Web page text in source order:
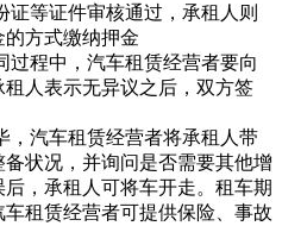
等证件审核通过，承租人则
方式缴纳押金
程中，汽车租赁经营者要向
人表示无异议之后，双方签
，汽车租赁经营者将承租人带
状况，并询问是否需要其他增
，承租人可将车开走。租车期
租赁经营者可提供保险、事故